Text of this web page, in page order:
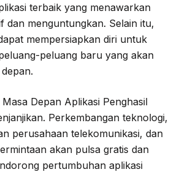
terbaik yang menawarkan
dan menguntungkan. Selain itu,
mempersiapkan diri untuk
peluang baru yang akan
Depan Aplikasi Penghasil
Perkembangan teknologi,
perusahaan telekomunikasi, dan
akan pulsa gratis dan
pertumbuhan aplikasi